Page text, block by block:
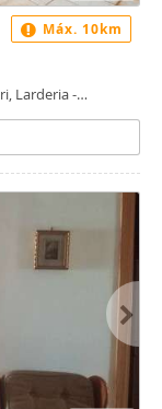
Larderia -
Máx. 10km